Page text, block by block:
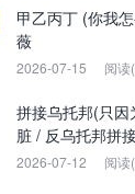
甲乙丙丁 (你我
薇
2026-07-15 阅读
拼接乌托邦(只
脏 / 反乌托邦拼
过夏天P / 乌托邦
2026-07-12 阅读